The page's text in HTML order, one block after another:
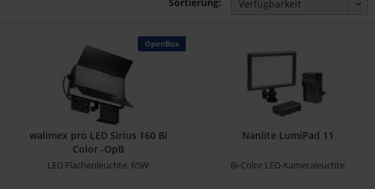
OpenBox
walimex pro LED Sirius 160 Bi
Color -OpB
LED Flächenleuchte, 65W
Nanlite LumiPad 11
Bi-Color LED-Kameraleuchte